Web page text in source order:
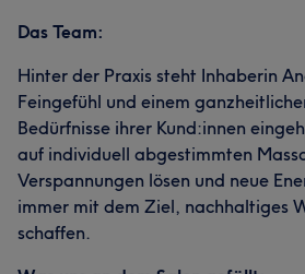
Das Team:
Hinter der Praxis steht Inhaberin
Feingefühl und einem
Bedürfnisse ihrer Kund:innen
auf individuell abgestimmten
Verspannungen lösen und neue
immer mit dem Ziel, nachhaltiges
schaffen.